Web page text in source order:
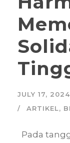
JULY 17, 2024
ARTIKEL,
Pada